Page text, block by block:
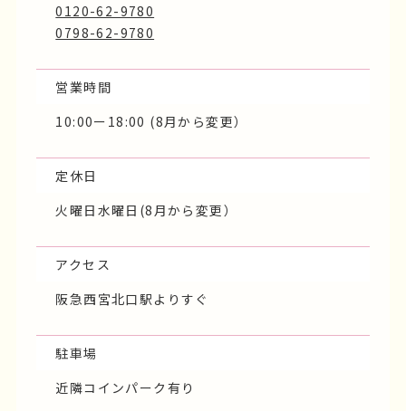
0120-62-9780
0798-62-9780
営業時間
10:00ー18:00 (8月から変更）
定休日
火曜日水曜日(8月から変更）
アクセス
阪急西宮北口駅よりすぐ
駐車場
近隣コインパーク有り